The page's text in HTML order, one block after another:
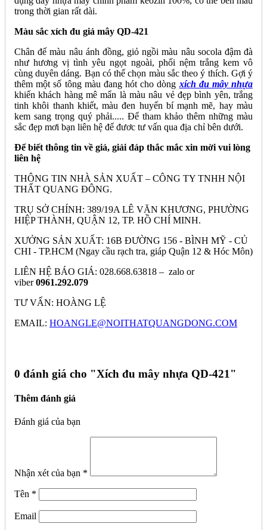
trong thời gian rất dài.
Màu sắc xích đu giả mây QD-421
Chân đế màu nâu ánh đồng, giỏ ngồi màu nâu socola đậm đà
như hương vị tình yêu ngọt ngoài, phối nệm trắng kem vô
cùng duyên dáng. Bạn có thể chọn màu sắc theo ý thích. Gợi ý
thêm một số tông màu đang hót cho dòng xích đu mây nhựa
khiến khách hàng mê mẩn là màu nâu vẻ đẹp bình yên, trắng
tinh khôi thanh khiết, màu đen huyến bí mạnh mẽ, hay màu
kem sang trọng quý phải..... Để tham khảo thêm những màu
sắc đẹp mơi bạn liên hệ để đươc tư vấn qua địa chỉ bên dưới.
Để biết thông tin về giá, giải đáp thắc mắc xin mời vui lòng
liên hệ
THÔNG TIN NHÀ SẢN XUẤT – CÔNG TY TNHH NỘI
THẤT QUANG ĐÔNG.
TRỤ SỞ CHÍNH: 389/19A LÊ VĂN KHƯƠNG, PHƯỜNG
HIỆP THÀNH, QUẬN 12, TP. HỒ CHÍ MINH.
XƯỞNG SẢN XUẤT: 16B ĐƯỜNG 156 - BÌNH MỸ - CỦ
CHI - TP.HCM (Ngay cầu rạch tra, giáp Quận 12 & Hóc Môn)
LIÊN HỆ BÁO GIÁ: 028.668.63818 – zalo or
viber0961.292.079
TƯ VẤN: HOÀNG LỆ
EMAIL: HOANGLE@NOITHATQUANGDONG.COM
0 đánh giá cho "Xích đu mây nhựa QD-421"
Thêm đánh giá
Đánh giá của bạn
Nhận xét của bạn *
Tên *
Email